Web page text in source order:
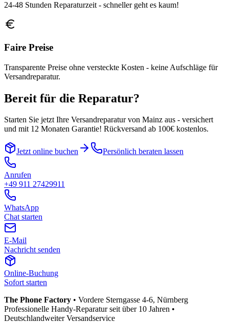
24-48 Stunden Reparaturzeit - schneller geht es kaum!
Faire Preise
Transparente Preise ohne versteckte Kosten - keine Aufschläge für
Versandreparatur.
Bereit für die Reparatur?
Starten Sie jetzt Ihre Versandreparatur von Mainz aus - versichert
und mit 12 Monaten Garantie! Rückversand ab 100€ kostenlos.
Jetzt online buchen Persönlich beraten lassen
Anrufen
+49 911 27429911
WhatsApp
Chat starten
E-Mail
Nachricht senden
Online-Buchung
Sofort starten
The Phone Factory • Vordere Sterngasse 4-6, Nürnberg
Professionelle Handy-Reparatur seit über 10 Jahren •
Deutschlandweiter Versandservice